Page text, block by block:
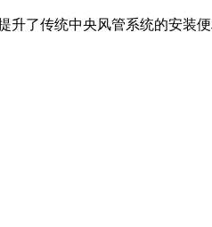
了传统中央风管系统的安装